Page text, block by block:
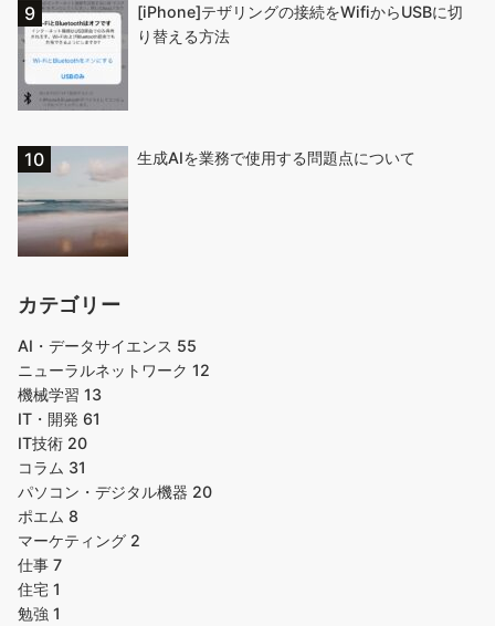
[iPhone]テザリングの接続をWifiからUSBに切
り替える方法
生成AIを業務で使用する問題点について
カテゴリー
AI・データサイエンス 55
ニューラルネットワーク 12
機械学習 13
IT・開発 61
IT技術 20
コラム 31
パソコン・デジタル機器 20
ポエム 8
マーケティング 2
仕事 7
住宅 1
勉強 1